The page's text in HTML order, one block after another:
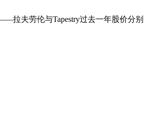
拉夫劳伦与Tapestry过去一年股价分别